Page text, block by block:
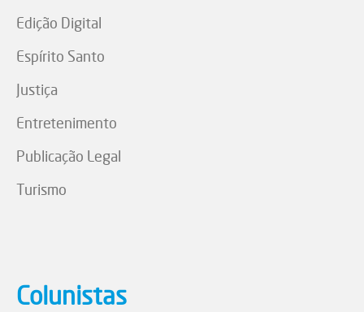
Edição Digital
Espírito Santo
Justiça
Entretenimento
Publicação Legal
Turismo
Colunistas